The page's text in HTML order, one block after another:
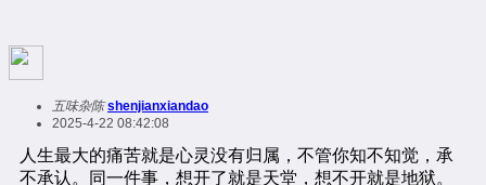
五味杂陈 shenjianxiandao
2025-4-22 08:42:08